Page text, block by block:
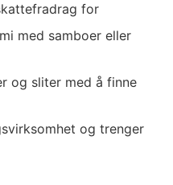
for
med samboer eller
og sliter med å finne
og trenger